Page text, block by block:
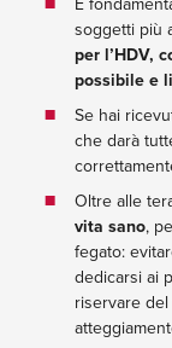
soggetti più
per l’HDV,
possibile e
Se hai
che darà
Oltre alle
vita sano,
fegato:
dedicarsi ai
riservare